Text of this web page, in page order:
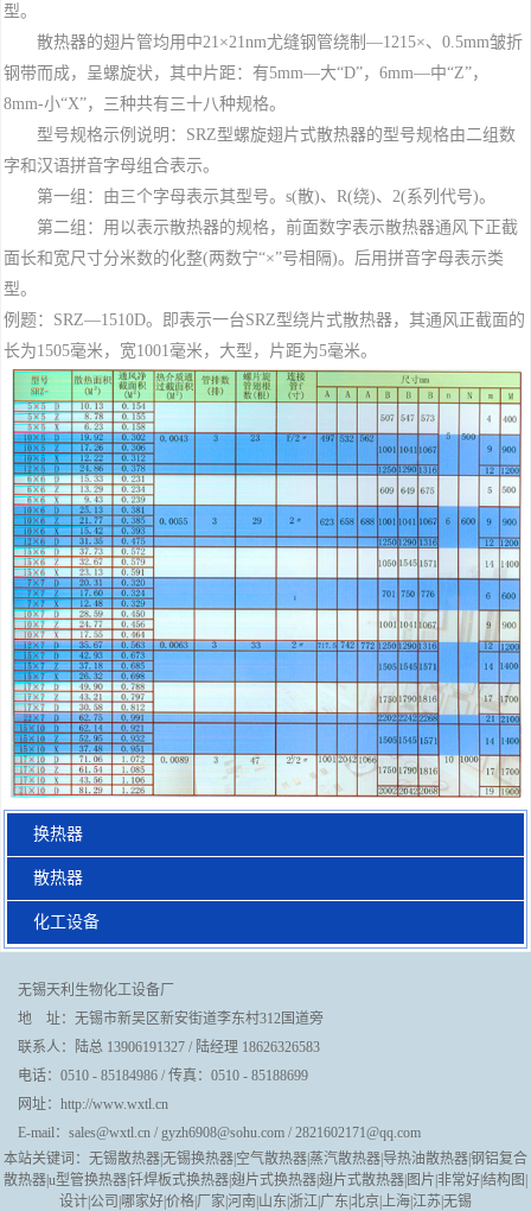
型。
散热器的翅片管均用中21×21nm尤缝钢管绕制—1215×、0.5mm皱折
钢带而成，呈螺旋状，其中片距：有5mm—大“D”，6mm—中“Z”，
8mm-小“X”，三种共有三十八种规格。
型号规格示例说明：SRZ型螺旋翅片式散热器的型号规格由二组数
字和汉语拼音字母组合表示。
第一组：由三个字母表示其型号。s(散)、R(绕)、2(系列代号)。
第二组：用以表示散热器的规格，前面数字表示散热器通风下正截
面长和宽尺寸分米数的化整(两数宁“×”号相隔)。后用拼音字母表示类
型。
例题：SRZ—1510D。即表示一台SRZ型绕片式散热器，其通风正截面的
长为1505毫米，宽1001毫米，大型，片距为5毫米。
换热器
散热器
化工设备
无锡天利生物化工设备厂
地 址：无锡市新吴区新安街道李东村312国道旁
联系人：陆总 13906191327 / 陆经理 18626326583
电话：0510 - 85184986 / 传真：0510 - 85188699
网址：http://www.wxtl.cn
E-mail：sales@wxtl.cn / gyzh6908@sohu.com / 2821602171@qq.com
本站关键词：无锡散热器|无锡换热器|空气散热器|蒸汽散热器|导热油散热器|钢铝复合
散热器|u型管换热器|钎焊板式换热器|翅片式换热器|翅片式散热器|图片|非常好|结构图|
设计|公司|哪家好|价格|厂家|河南|山东|浙江|广东|北京|上海|江苏|无锡